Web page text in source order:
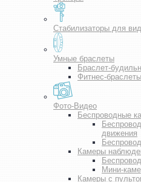
Стабилизаторы для
Умные браслеты
Браслет-
Фитнес-
Фото-Видео
Беспроводные
движения
Камеры
Мини-
Камеры с